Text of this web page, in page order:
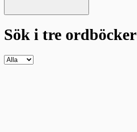
Sök i tre ordböcker